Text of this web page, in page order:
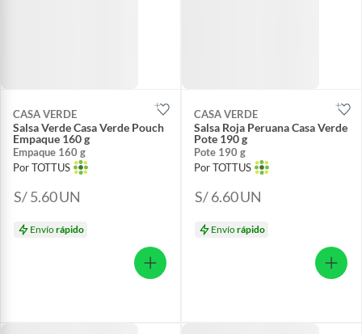
CASA VERDE
Salsa Verde Casa Verde Pouch
Empaque 160 g
Empaque 160 g
Por TOTTUS
S/ 5.60UN
Envíorápido
CASA VERDE
Salsa Roja Peruana Casa Verde
Pote 190 g
Pote 190 g
Por TOTTUS
S/ 6.60UN
Envíorápido